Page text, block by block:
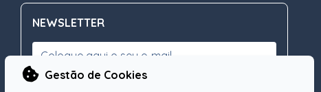
Gestão de Cookies
NEWSLETTER